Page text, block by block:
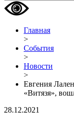
Главная
>
События
>
Новости
>
Евгения
«Витязя»,
28.12.2021